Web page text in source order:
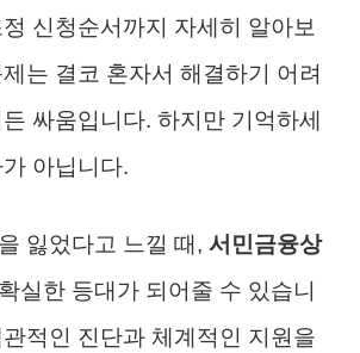
신청순서까지 자세히 알아보
는 결코 혼자서 해결하기 어려
싸움입니다. 하지만 기억하세
아닙니다.
잃었다고 느낄 때, 서민금융상
실한 등대가 되어줄 수 있습니
적인 진단과 체계적인 지원을